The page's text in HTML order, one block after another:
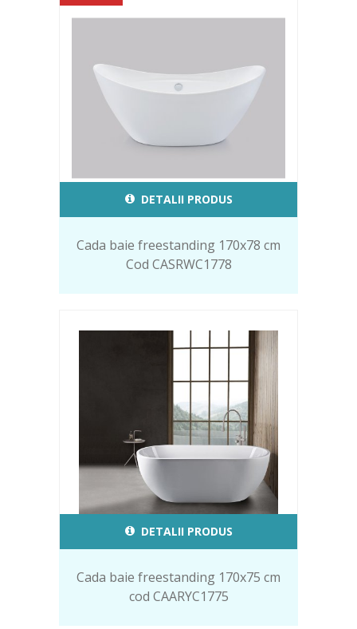
DETALII PRODUS
Cada baie freestanding 170x78 cm
Cod CASRWC1778
DETALII PRODUS
Cada baie freestanding 170x75 cm
cod CAARYC1775